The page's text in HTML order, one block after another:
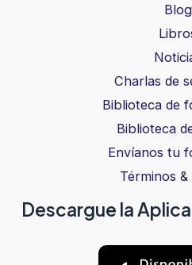
Blog
Charlas de
Biblioteca de
Biblioteca
Envíanos tu
Términos &
Descargue la